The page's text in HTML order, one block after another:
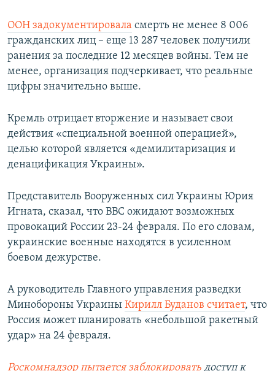
ООН задокументировала смерть не менее 8 006
гражданских лиц – еще 13 287 человек получили
ранения за последние 12 месяцев войны. Тем не
менее, организация подчеркивает, что реальные
цифры значительно выше.
Кремль отрицает вторжение и называет свои
действия «специальной военной операцией»,
целью которой является «демилитаризация и
денацификация Украины».
Представитель Вооруженных сил Украины Юрия
Игната, сказал, что ВВС ожидают возможных
провокаций России 23-24 февраля. По его словам,
украинские военные находятся в усиленном
боевом дежурстве.
А руководитель Главного управления разведки
Минобороны Украины Кирилл Буданов считает, что
Россия может планировать «небольшой ракетный
удар» на 24 февраля.
Роскомнадзор пытается заблокировать доступ к